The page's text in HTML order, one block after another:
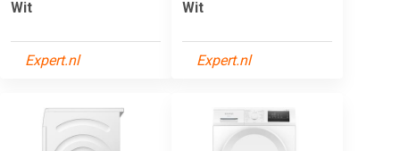
Wit
Expert.nl
Wit
Expert.nl